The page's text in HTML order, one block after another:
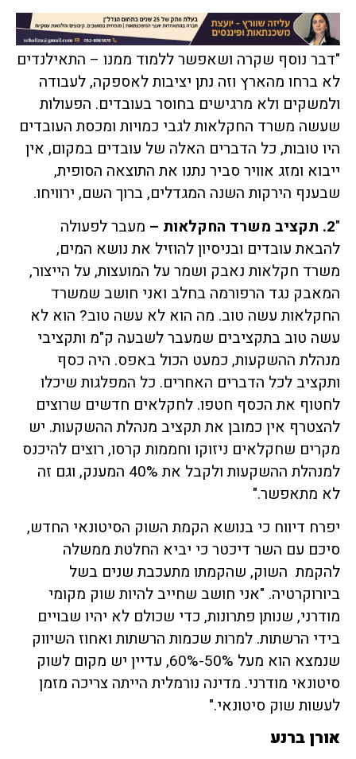
"דבר נוסף שקרה ושאפשר ללמוד ממנו – התאילנדים
לא ברחו מהארץ וזה נתן יציבות לאספקה, לעבודה
ולמשקים ולא מרגישים בחוסר בעובדים. הפעולות
שעשה משרד החקלאות לגבי כמויות ומכסת העובדים
היו טובות, כל הדברים האלה של עובדים במקום, אין
ייבוא ומזג אוויר סביר נתנו את התוצאה הסופית,
שבענף הירקות השנה המגדלים, ברוך השם, ירוויחו.
"2. תקציב משרד החקלאות –
מעבר לפעולה
להבאת עובדים ובניסיון להוזיל את נושא המים,
משרד חקלאות נאבק ושמר על המועצות, על הייצור,
המאבק נגד הרפורמה בחלב ואני חושב שמשרד
החקלאות עשה טוב. מה הוא לא עשה טוב? הוא לא
עשה טוב בתקציבים שמעבר לשבעה ק"מ ותקציבי
מנהלת ההשקעות, כמעט הכול באפס. היה כסף
ותקציב לכל הדברים האחרים. כל המפלגות שיכלו
לחטוף את הכסף חטפו. לחקלאים חדשים שרוצים
להצטרף אין כמובן את תקציב מנהלת ההשקעות. יש
מקרים שחקלאים ניזוקו וחממות קרסו, רוצים להיכנס
למנהלת ההשקעות ולקבל את 40% המענק, וגם זה
לא מתאפשר."
יפרח דיווח כי בנושא הקמת השוק הסיטונאי החדש,
סיכם עם השר דיכטר כי יביא החלטת ממשלה
להקמת השוק, שהקמתו מתעכבת שנים בשל
ביורוקרטיה. "אני חושב שחייב להיות שוק מקומי
מודרני, שנותן פתרונות, כדי שכולם לא יהיו שבויים
בידי הרשתות. למרות שכמות הרשתות ואחוז השיווק
שנמצא הוא מעל 50%-60%, עדיין יש מקום לשוק
סיטונאי מודרני. מדינה נורמלית הייתה צריכה מזמן
לעשות שוק סיטונאי."
אורן ברנע